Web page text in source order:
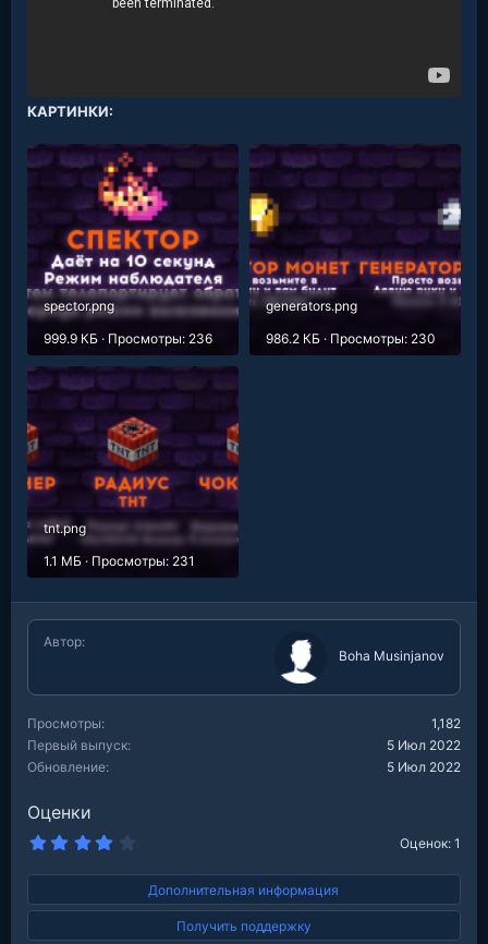
КАРТИНКИ:
spector.png
999.9 КБ · Просмотры: 236
generators.png
986.2 КБ · Просмотры: 230
tnt.png
1.1 МБ · Просмотры: 231
Автор
Boha Musinjanov
Просмотры
1,182
Первый выпуск
5 Июл 2022
Обновление
5 Июл 2022
Оценки
0
з
в
Оценок: 1
Дополнительная информация
Получить поддержку